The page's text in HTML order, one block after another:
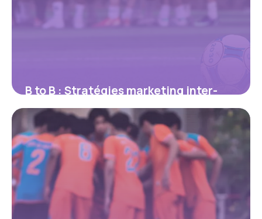
B to B : Stratégies marketing inter-
entreprises
24 mai 2026